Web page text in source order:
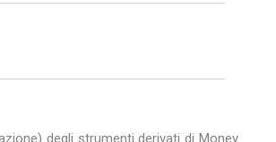
degli strumenti derivati di Money